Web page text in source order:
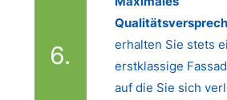
erhalten Sie stets
erstklassige
auf die Sie sich